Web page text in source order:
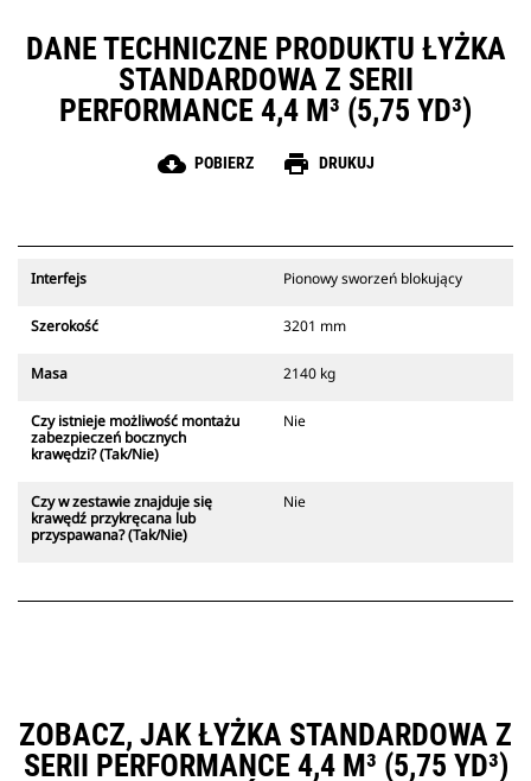
DANE TECHNICZNE PRODUKTU ŁYŻKA
STANDARDOWA Z SERII
PERFORMANCE 4,4 M³ (5,75 YD³)
cloud_download POBIERZ print DRUKUJ
Interfejs Pionowy sworzeń blokujący
Szerokość 3201 mm
Masa 2140 kg
Czy istnieje możliwość montażu
zabezpieczeń bocznych
krawędzi? (Tak/Nie)
Nie
Czy w zestawie znajduje się
krawędź przykręcana lub
przyspawana? (Tak/Nie)
Nie
ZOBACZ, JAK ŁYŻKA STANDARDOWA Z
SERII PERFORMANCE 4,4 M³ (5,75 YD³)